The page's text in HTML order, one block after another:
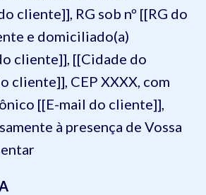
cliente]], RG sob nº [[RG do
e domiciliado(a)
cliente]], [[Cidade do
cliente]], CEP XXXX, com
[[E-mail do cliente]],
à presença de Vossa